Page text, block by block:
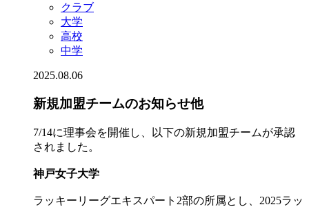
クラブ
大学
高校
中学
2025.08.06
新規加盟チームのお知らせ他
7/14に理事会を開催し、以下の新規加盟チームが承認
されました。
神戸女子大学
ラッキーリーグエキスパート2部の所属とし、2025ラッ